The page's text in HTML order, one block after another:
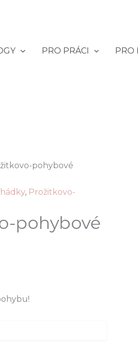
PRO PRÁCI PRO
pohybové
, Prožitkovo-
pohybové